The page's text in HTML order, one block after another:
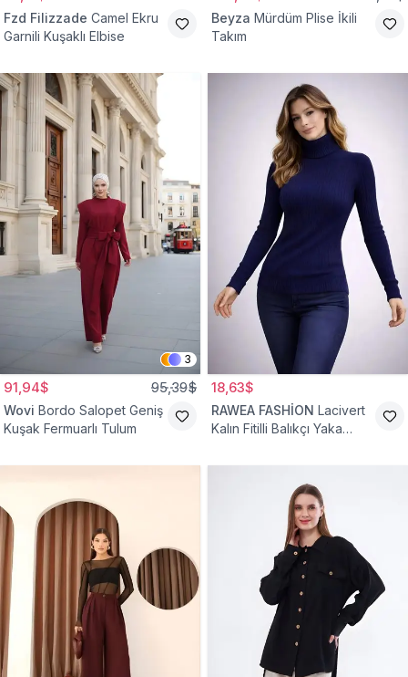
Fzd Filizzade Camel Ekru
Garnili Kuşaklı Elbise
Beyza Mürdüm Plise İkili
Takım
3
91,94$ 95,39$
Wovi Bordo Salopet Geniş
Kuşak Fermuarlı Tulum
18,63$
RAWEA FASHİON Lacivert
Kalın Fitilli Balıkçı Yaka